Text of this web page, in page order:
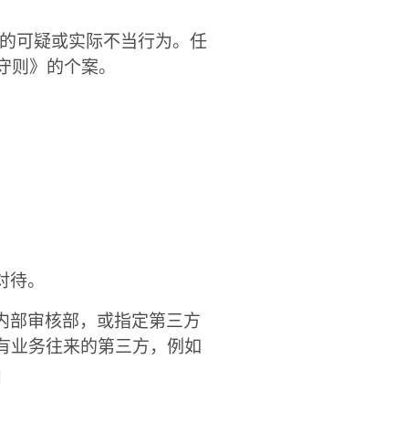
可疑或实际不当行为。任
》的个案。
。
部审核部，或指定第三方
业务往来的第三方，例如